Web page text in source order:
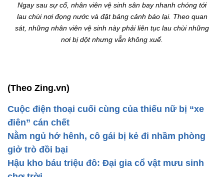
Ngay sau sự cố, nhân viên vệ sinh sân bay nhanh chóng tới
lau chùi nơi đọng nước và đặt bảng cảnh báo lại. Theo quan
sát, những nhân viên vệ sinh này phải liên tục lau chùi những
nơi bị dột nhưng vẫn không xuể.
(Theo Zing.vn)
Cuộc điện thoại cuối cùng của thiếu nữ bị “xe
điên” cán chết
Nằm ngủ hớ hênh, cô gái bị kẻ đi nhầm phòng
giở trò đồi bại
Hậu kho báu triệu đô: Đại gia cổ vật mưu sinh